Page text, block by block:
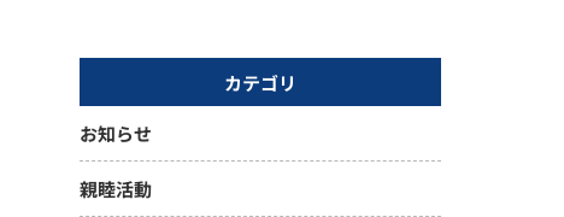
カテゴリ
お知らせ
親睦活動